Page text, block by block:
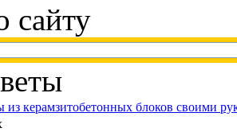
сайту
из керамзитобетонных блоков своими